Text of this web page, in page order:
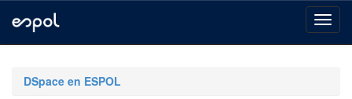
navigationDSpace en ESPOL